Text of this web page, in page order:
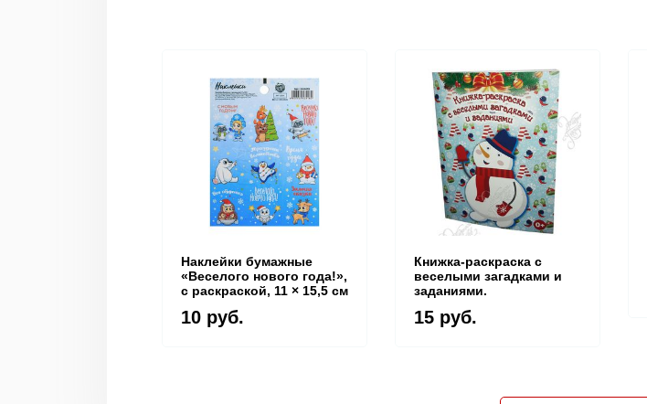
Наклейки бумажные
«Веселого нового года!»,
c раскраской, 11 × 15,5 см
10 руб.
Книжка-раскраска с
веселыми загадками и
заданиями.
15 руб.